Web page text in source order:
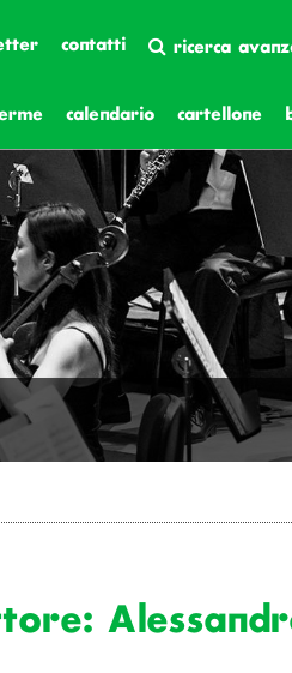
contatti ricerca
calendario cartellone